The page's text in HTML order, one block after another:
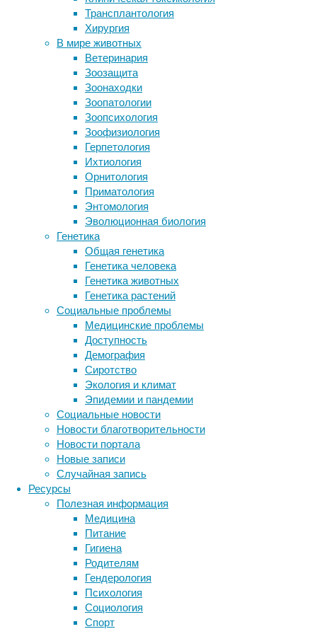
Трансплантология
Хирургия
В мире животных
Ветеринария
Зоозащита
Зоонаходки
Зоопатологии
Зоопсихология
Зоофизиология
Герпетология
Ихтиология
Орнитология
Приматология
Энтомология
Эволюционная биология
Генетика
Общая генетика
Генетика человека
Генетика животных
Генетика растений
Социальные проблемы
Медицинские проблемы
Доступность
Демография
Сиротство
Экология и климат
Эпидемии и пандемии
Социальные новости
Новости благотворительности
Новости портала
Новые записи
Случайная запись
Ресурсы
Полезная информация
Медицина
Питание
Гигиена
Родителям
Гендерология
Психология
Социология
Спорт
метаболизм,
мозг ,
нейробиология,
питание
Ученые
Германии
США
выяснили,
выработка
нейромедиатора
дофамина,
регулирующего
получение
удовольствия
приема
пищи,
происходит
дважды:
сразу
после
получения
еды
и
через
несколько
минут,
когда
человек
ощутил
насыщения.
Схематичное изображение результатов
Еда
не
только
Древнейшие колонизаторы
Австралии экспортировали кенгуру
уже 40 тысяч лет назад
Может ли антисептик с йодом
защитить от COVID-19?
Для акупунктурных точек нашли
анатомическую основу и
рефлекторную цепь
Ученые раскрыли молекулярный
механизм глубокого сна
Следите за новостями